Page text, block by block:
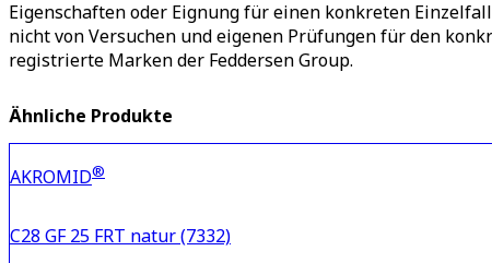
Eigenschaften oder Eignung für einen konkreten
nicht von Versuchen und eigenen Prüfungen für den
registrierte Marken der Feddersen Group.
Ähnliche Produkte
AKROMID®
C28 GF 25 FRT natur (7332)